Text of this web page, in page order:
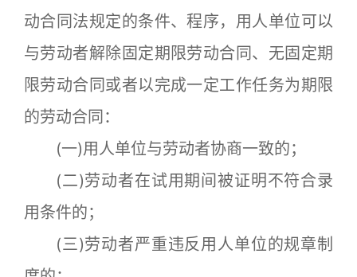
动合同法规定的条件、程序，用人单位可以
与劳动者解除固定期限劳动合同、无固定期
限劳动合同或者以完成一定工作任务为期限
的劳动合同：
(一)用人单位与劳动者协商一致的；
(二)劳动者在试用期间被证明不符合录
用条件的；
(三)劳动者严重违反用人单位的规章制